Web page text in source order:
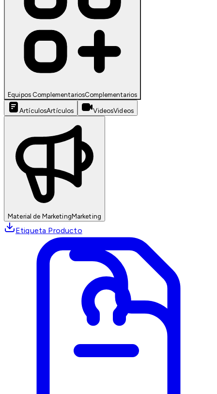
Equipos ComplementariosComplementarios
ArtículosArtículos VideosVideos
Material de MarketingMarketing
Etiqueta Producto